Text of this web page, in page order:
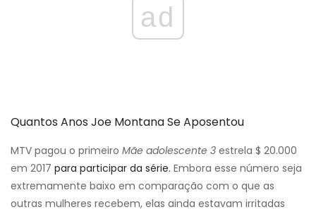
ad
Quantos Anos Joe Montana Se Aposentou
MTV pagou o primeiro Mãe adolescente 3 estrela $ 20.000
em 2017 para participar da série. Embora esse número seja
extremamente baixo em comparação com o que as
outras mulheres recebem, elas ainda estavam irritadas